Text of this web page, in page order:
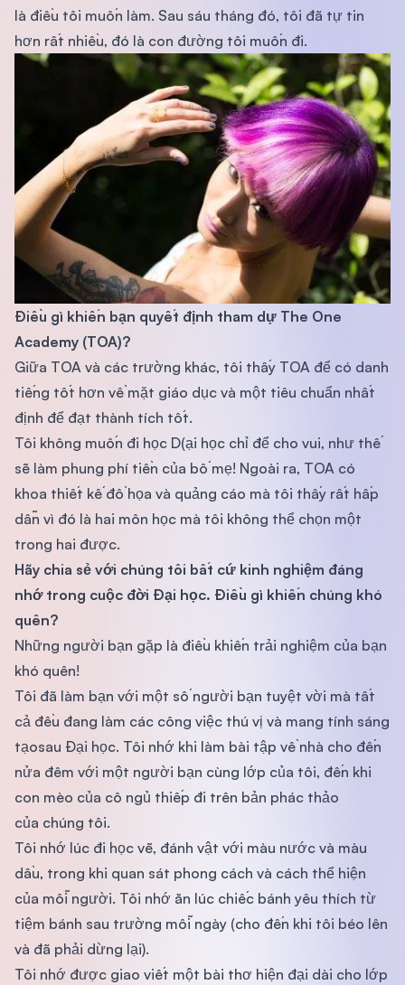
là điều tôi muốn làm. Sau sáu tháng đó, tôi đã tự tin
hơn rất nhiều, đó là con đường tôi muốn đi.
Điều gì khiến bạn quyết định tham dự The One
Academy (TOA)?
Giữa TOA và các trường khác, tôi thấy TOA để có danh
tiếng tốt hơn về mặt giáo dục và một tiêu chuẩn nhất
định để đạt thành tích tốt.
Tôi không muốn đi học D(ại học chỉ để cho vui, như thế
sẽ làm phung phí tiền của bố mẹ! Ngoài ra, TOA có
khoa thiết kế đồ họa và quảng cáo mà tôi thấy rất hấp
dẫn vì đó là hai môn học mà tôi không thể chọn một
trong hai được.
Hãy chia sẻ với chúng tôi bất cứ kinh nghiệm đáng
nhớ trong cuộc đời Đại học. Điều gì khiến chúng khó
quên?
Những người bạn gặp là điều khiến trải nghiệm của bạn
khó quên!
Tôi đã làm bạn với một số người bạn tuyệt vời mà tất
cả đều đang làm các công việc thú vị và mang tính sáng
tạosau Đại học. Tôi nhớ khi làm bài tập về nhà cho đến
nửa đêm với một người bạn cùng lớp của tôi, đến khi
con mèo của cô ngủ thiếp đi trên bản phác thảo
của chúng tôi.
Tôi nhớ lúc đi học vẽ, đánh vật với màu nước và màu
dầu, trong khi quan sát phong cách và cách thể hiện
của mỗi người. Tôi nhớ ăn lúc chiếc bánh yêu thích từ
tiệm bánh sau trường mỗi ngày (cho đến khi tôi béo lên
và đã phải dừng lại).
Tôi nhớ được giao viết một bài thơ hiện đại dài cho lớp